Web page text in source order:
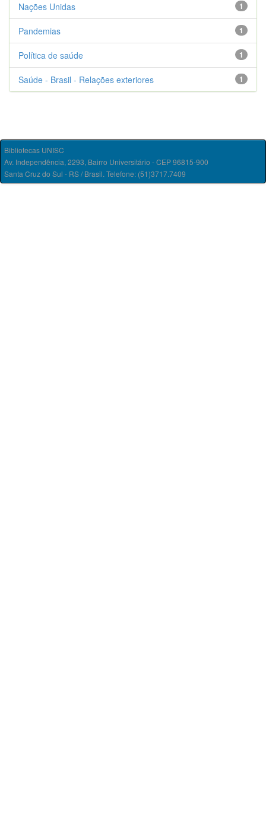
1
Nações Unidas
1
Pandemias
1
Política de saúde
1
Saúde - Brasil - Relações exteriores
Bibliotecas UNISC
Av. Independência, 2293, Bairro Universitário - CEP 96815-900
Santa Cruz do Sul - RS / Brasil. Telefone: (51)3717.7409